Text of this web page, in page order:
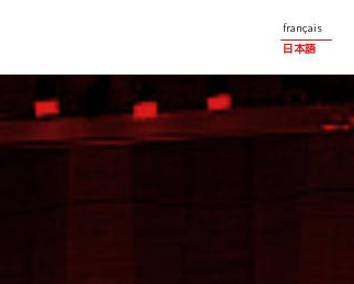
français
日本語